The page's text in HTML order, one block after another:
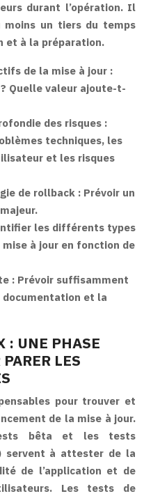
durant l’opération. Il
moins un tiers du temps
et à la préparation.
de la mise à jour :
Quelle valeur ajoute-t-
des risques :
techniques, les
et les risques
de rollback : Prévoir un
les différents types
à jour en fonction de
: Prévoir suffisamment
et la
: UNE PHASE
LES
pour trouver et
de la mise à jour.
bêta et les tests
servent à attester de la
de l’application et de
Les tests de